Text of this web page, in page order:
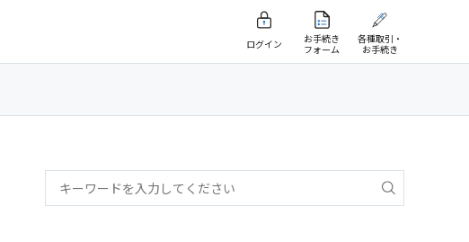
ログイン
お手続き
フォーム
各種取引・
お手続き